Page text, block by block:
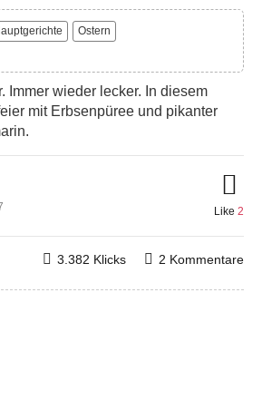
Ostern
Immer wieder lecker. In diesem
mit Erbsenpüree und pikanter
Like 2
2 Kommentare
3.382 Klicks